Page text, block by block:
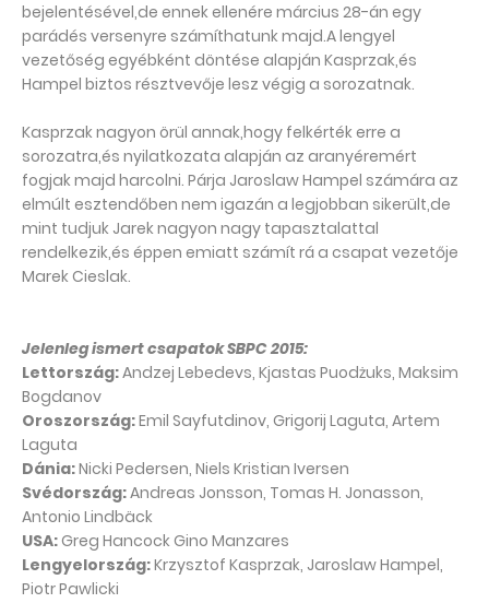
bejelentésével,de ennek ellenére március 28-án egy
parádés versenyre számíthatunk majd.A lengyel
vezetőség egyébként döntése alapján Kasprzak,és
Hampel biztos résztvevője lesz végig a sorozatnak.
Kasprzak nagyon örül annak,hogy felkérték erre a
sorozatra,és nyilatkozata alapján az aranyéremért
fogjak majd harcolni. Párja Jaroslaw Hampel számára az
elmúlt esztendőben nem igazán a legjobban sikerült,de
mint tudjuk Jarek nagyon nagy tapasztalattal
rendelkezik,és éppen emiatt számít rá a csapat vezetője
Marek Cieslak.
Jelenleg ismert csapatok SBPC 2015:
Lettország:Andzej Lebedevs, Kjastas Puodżuks, Maksim
Bogdanov
Oroszország:Emil Sayfutdinov, Grigorij Laguta, Artem
Laguta
Dánia:Nicki Pedersen, Niels Kristian Iversen
Svédország:Andreas Jonsson, Tomas H. Jonasson,
Antonio Lindbäck
USA: Greg Hancock Gino Manzares
Lengyelország:Krzysztof Kasprzak, Jaroslaw Hampel,
Piotr Pawlicki